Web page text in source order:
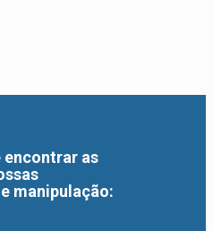
encontrar as
manipulação: